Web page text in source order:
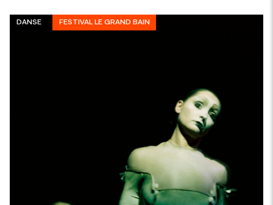
DANSE FESTIVAL LE GRAND BAIN